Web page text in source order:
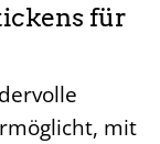
für
mit